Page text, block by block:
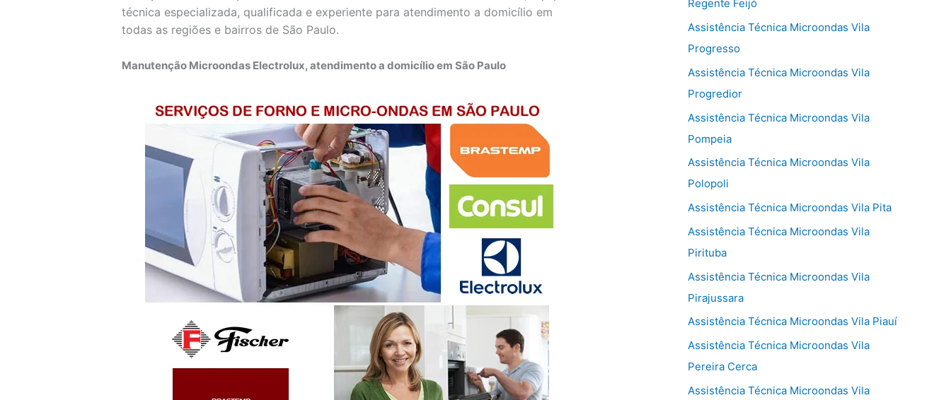
técnica especializada, qualificada e experiente para atendimento a domicílio em
todas as regiões e bairros de São Paulo.
Manutenção Microondas Electrolux, atendimento a domicílio em São Paulo
Regente Feijó
Assistência Técnica Microondas Vila
Progresso
Assistência Técnica Microondas Vila
Progredior
Assistência Técnica Microondas Vila
Pompeia
Assistência Técnica Microondas Vila
Polopoli
Assistência Técnica Microondas Vila Pita
Assistência Técnica Microondas Vila
Pirituba
Assistência Técnica Microondas Vila
Pirajussara
Assistência Técnica Microondas Vila Piauí
Assistência Técnica Microondas Vila
Pereira Cerca
Assistência Técnica Microondas Vila